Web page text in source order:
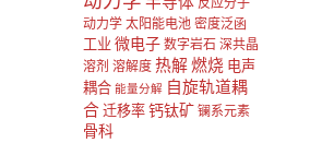
动力学 太阳能电池 密度泛函
工业 微电子 数字岩石 深共晶
溶剂 溶解度 热解燃烧 电声
耦合 能量分解 自旋轨道耦
合迁移率钙钛矿 镧系元素
骨科